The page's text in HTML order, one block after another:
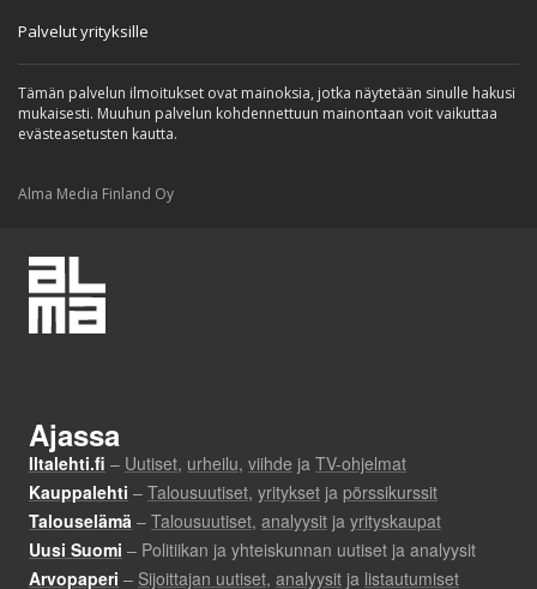
Palvelut yrityksille
Tämän palvelun ilmoitukset ovat mainoksia, jotka näytetään sinulle hakusi
mukaisesti. Muuhun palvelun kohdennettuun mainontaan voit vaikuttaa
evästeasetusten kautta.
Alma Media Finland Oy